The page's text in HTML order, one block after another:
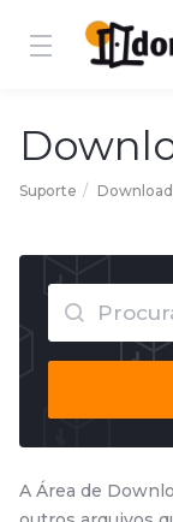
Suporte
A Área de